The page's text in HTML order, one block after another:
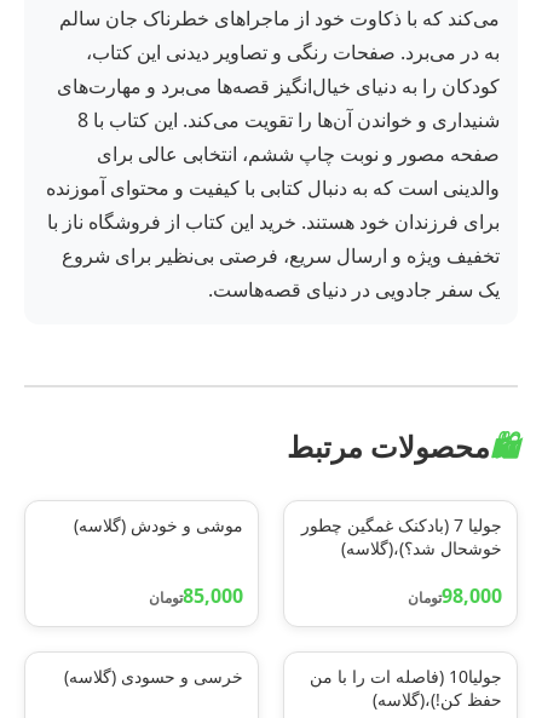
می‌کند که با ذکاوت خود از ماجراهای خطرناک جان سالم
به در می‌برد. صفحات رنگی و تصاویر دیدنی این کتاب،
کودکان را به دنیای خیال‌انگیز قصه‌ها می‌برد و مهارت‌های
شنیداری و خواندن آن‌ها را تقویت می‌کند. این کتاب با 8
صفحه مصور و نوبت چاپ ششم، انتخابی عالی برای
والدینی است که به دنبال کتابی با کیفیت و محتوای آموزنده
برای فرزندان خود هستند. خرید این کتاب از فروشگاه ناز با
تخفیف ویژه و ارسال سریع، فرصتی بی‌نظیر برای شروع
یک سفر جادویی در دنیای قصه‌هاست.
🛍️محصولات مرتبط
جولیا 7 (بادکنک غمگین چطور
خوشحال شد؟)،(گلاسه)
98,000تومان
موشی و خودش (گلاسه)
85,000تومان
جولیا10 (فاصله ات را با من
حفظ کن!)،(گلاسه)
خرسی و حسودی (گلاسه)